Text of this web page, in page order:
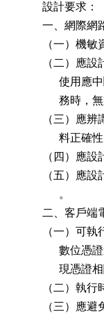
        設計要求：
一、網際
（一）機
（二）
使
務
（三）
料正確性
（四）應
（五）
              。
二、客戶
（一）
數
現憑
（二）執
（三）